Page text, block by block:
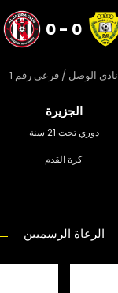
0 - 0
نادي الوصل / فرعي رقم 1
كرة القدم
دوري تحت 21 سنة
الجزيرة
الرعاة الرسميين